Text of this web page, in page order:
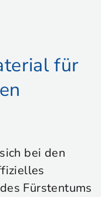
für
bei den
Fürstentums